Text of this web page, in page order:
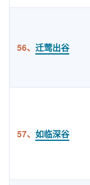
56、 迁莺出谷
57、 如临深谷